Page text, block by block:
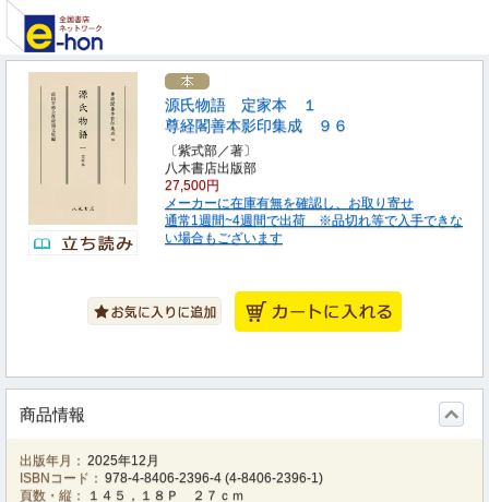
源氏物語 定家本 １
尊経閣善本影印集成 ９６
〔紫式部／著〕
八木書店出版部
27,500円
メーカーに在庫有無を確認し、お取り寄せ
通常1週間~4週間で出荷 ※品切れ等で入手できな
い場合もございます
商品情報
出版年月： 2025年12月
ISBNコード： 978-4-8406-2396-4 (4-8406-2396-1)
頁数・縦：
１４５，１８Ｐ ２７ｃｍ